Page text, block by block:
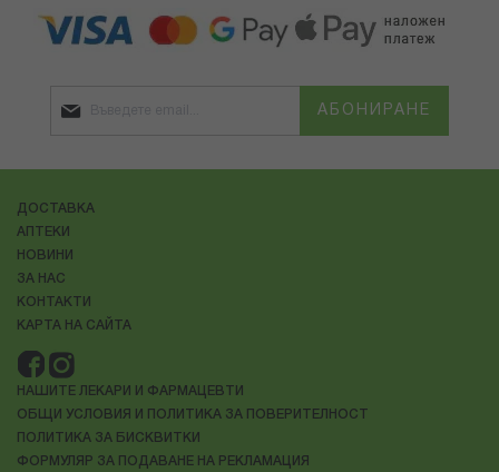
АБОНИРАНЕ
ДОСТАВКА
АПТЕКИ
НОВИНИ
ЗА НАС
КОНТАКТИ
КАРТА НА САЙТА
НАШИТЕ ЛЕКАРИ И ФАРМАЦЕВТИ
ОБЩИ УСЛОВИЯ И ПОЛИТИКА ЗА ПОВЕРИТЕЛНОСТ
ПОЛИТИКА ЗА БИСКВИТКИ
ФОРМУЛЯР ЗА ПОДАВАНЕ НА РЕКЛАМАЦИЯ